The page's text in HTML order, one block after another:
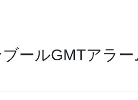
ールGMTアラ